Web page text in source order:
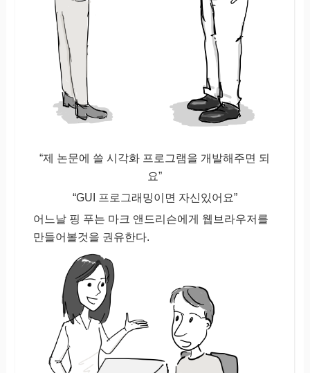
“제 논문에 쓸 시각화 프로그램을 개발해주면 되
요”
“GUI 프로그래밍이면 자신있어요”
어느날 핑 푸는 마크 앤드리슨에게 웹브라우저를
만들어볼것을 권유한다.